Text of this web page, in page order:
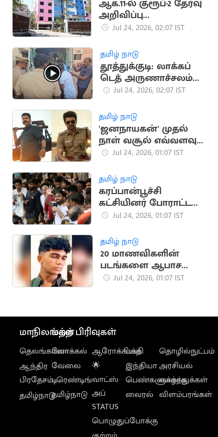
ஆக.11-ல் குரூப்-2 தேர்வு
அறிவிப்பு
வெளியாகும் என
Jul 24, 2026, 02:07 IST
தமிழ் நாடு
தூத்துக்குடி: லாக்கப்
டெத் அருணாச்சலம்
உடற்கூராய்வு
Jul 24, 2026, 02:07 IST
தமிழ் நாடு
'ஜனநாயகன்' முதல்
நாள் வசூல் எவ்வளவு
தெரியுமா?
Jul 24, 2026, 01:07 IST
தமிழ் நாடு
கரப்பான்பூச்சி
கட்சியினர் போராட்டம்
தொடரும்.. அபிஜித்
Jul 24, 2026, 01:07 IST
தமிழ் நாடு
20 மாணவிகளின்
படங்களை ஆபாச
இணையத்தில் பகிர்ந்த
Jul 24, 2026, 01:07 IST
மாநிலங்கள்
தெலங்கானா
ஆந்திர
பிரதேசம்
தமிழ்நாடு
மற்ற பிரிவுகள்
லோக்கல்
வேலை
டிரெண்டிங்
தமிழ்நாடு
ஆரோக்கியம்
🌟
வாட்ஸ்
அப்
STATUS
பொழுதுப்போக்கு
பக்தி
இந்தியா
பெண்களுக்காக
வைரல்
தொழில்நுட்பம்
அரசியல்
வாழ்த்துக்கள்
விளம்பரங்கள்